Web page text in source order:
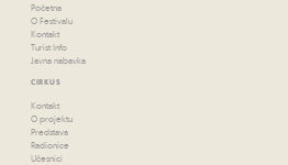
Početna
O Festivalu
Kontakt
Turist Info
Javna nabavka
CIRKUS
Kontakt
O projektu
Predstava
Radionice
Učesnici